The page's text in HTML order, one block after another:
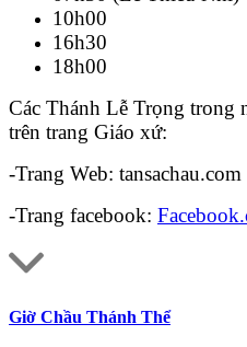
10h00
16h30
18h00
Các Thánh Lễ Trọng trong
trên trang Giáo xứ:
-Trang Web: tansachau.com
-Trang facebook:
Giờ Chầu Thánh Thể